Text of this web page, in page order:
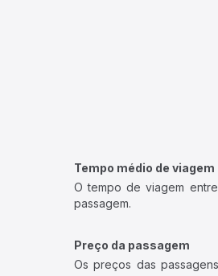
Tempo médio de viagem
O tempo de viagem
passagem.
Preço da passagem
Os preços das